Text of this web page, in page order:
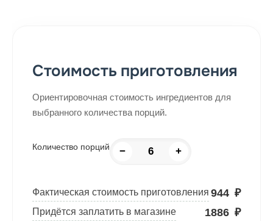
Стоимость приготовления
Ориентировочная стоимость ингредиентов для
выбранного количества порций.
Количество порций − +
Фактическая стоимость приготовления 944 ₽
Придётся заплатить в магазине 1886 ₽